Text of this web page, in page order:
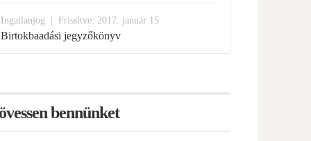
Ingatlanjog Frissitve: 2017. január 15.
Birtokbaadási jegyzőkönyv
bennünket